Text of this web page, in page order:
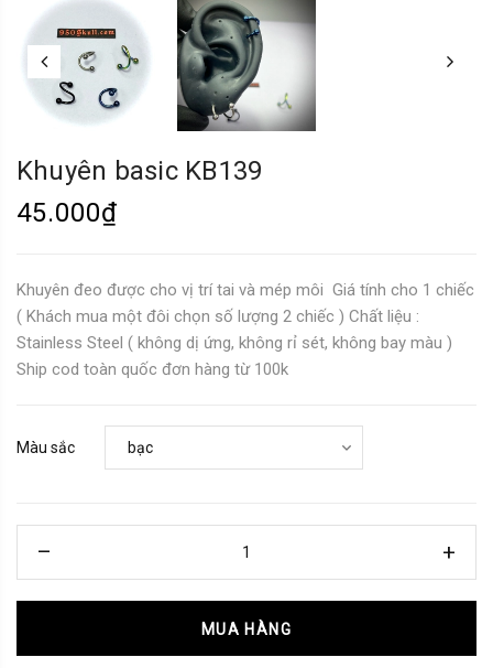
Khuyên basic KB139
45.000₫
Khuyên đeo được cho vị trí tai và mép môi Giá tính cho 1 chiếc
( Khách mua một đôi chọn số lượng 2 chiếc ) Chất liệu :
Stainless Steel ( không dị ứng, không rỉ sét, không bay màu )
Ship cod toàn quốc đơn hàng từ 100k
Màu sắc
MUA HÀNG